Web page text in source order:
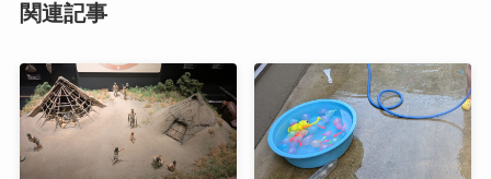
関連記事